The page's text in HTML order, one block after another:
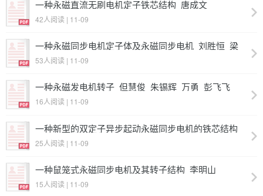
一种永磁直流无刷电机定子铁芯结构_唐成文
42人阅读 | 11-09
一种永磁同步电机定子体及永磁同步电机_刘胜恒_梁
荣_陈小良_苗鑫
53人阅读 | 11-09
一种永磁发电机转子_但慧俊_朱锡辉_万勇_彭飞飞
16人阅读 | 11-09
一种新型的双定子异步起动永磁同步电机的铁芯结构_
陈虎威_赵勇_钱伟
25人阅读 | 11-09
一种鼠笼式永磁同步电机及其转子结构_李明山
15人阅读 | 11-09